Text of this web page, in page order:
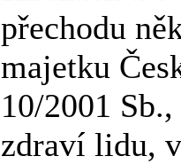
přechodu
majetku
10/2001
zdraví lidu,